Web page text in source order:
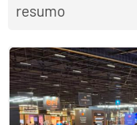
resumo